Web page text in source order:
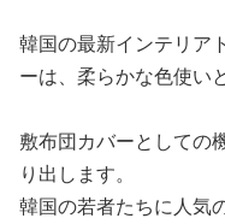
韓国の最新インテリア
ーは、柔らかな色使い
敷布団カバーとしての
り出します。
韓国の若者たちに人気